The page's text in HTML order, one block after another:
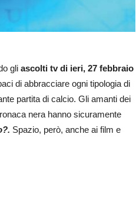
gli ascolti tv di ieri, 27 febbraio
di abbracciare ogni tipologia di
partita di calcio. Gli amanti dei
nera hanno sicuramente
Spazio, però, anche ai film e